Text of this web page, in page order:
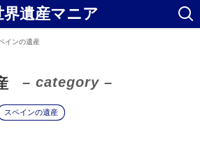
界遺産マニア
インの遺産
– category –
スペインの遺産